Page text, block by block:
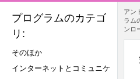
プログラムのカテゴ
リ:
そのほか
インターネットとコミュニケ
アン
ラム
ンロ